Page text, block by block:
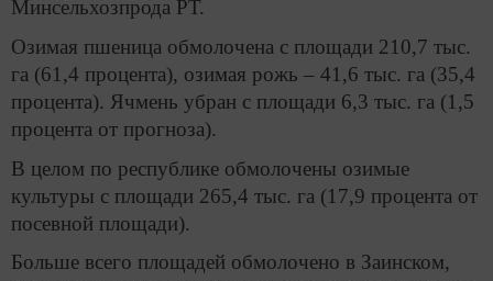
Минсельхозпрода РТ.
Озимая пшеница обмолочена с площади 210,7 тыс.
га (61,4 процента), озимая рожь – 41,6 тыс. га (35,4
процента). Ячмень убран с площади 6,3 тыс. га (1,5
процента от прогноза).
В целом по республике обмолочены озимые
культуры с площади 265,4 тыс. га (17,9 процента от
посевной площади).
Больше всего площадей обмолочено в Заинском,